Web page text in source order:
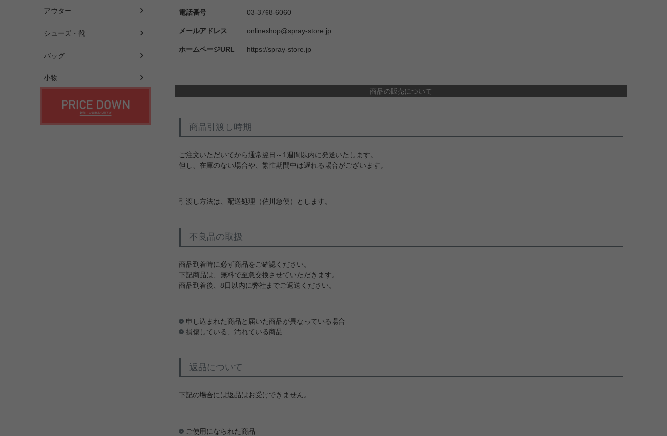
アウター
シューズ・靴
バッグ
小物
電話番号 03-3768-6060
メールアドレス onlineshop@spray-store.jp
ホームページURL https://spray-store.jp
商品の販売について
商品引渡し時期
ご注文いただいてから通常翌日～1週間以内に発送いたします。
但し、在庫のない場合や、繁忙期間中は遅れる場合がございます。
引渡し方法は、配送処理（佐川急便）とします。
不良品の取扱
商品到着時に必ず商品をご確認ください。
下記商品は、無料で至急交換させていただきます。
商品到着後、8日以内に弊社までご返送ください。
申し込まれた商品と届いた商品が異なっている場合
損傷している、汚れている商品
返品について
下記の場合には返品はお受けできません。
ご使用になられた商品